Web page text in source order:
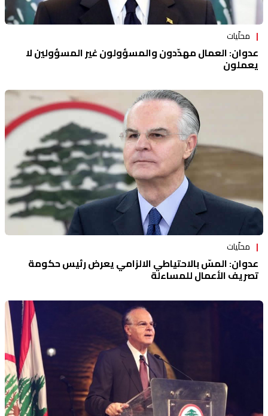
محلّيات
عدوان: العمال مهدّدون والمسؤولون غير المسؤولين لا
يعملون
محلّيات
عدوان: المسّ بالاحتياطي الالزامي يعرض رئيس حكومة
تصريف الأعمال للمساءلة